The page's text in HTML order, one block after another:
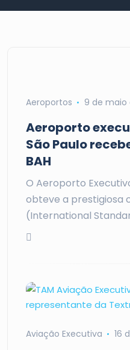
Aeroportos 9 de maio
Aeroporto
São Paulo
BAH
O Aeroporto
obteve a prestigiosa
(International
Aviação Executiva 16